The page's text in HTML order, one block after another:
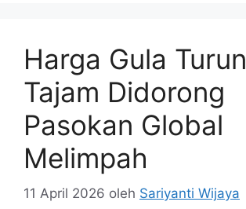
Harga Gula Turun
Tajam Didorong
Pasokan Global
Melimpah
11 April 2026 oleh Sariyanti Wijaya